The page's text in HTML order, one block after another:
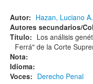
Autor: Hazan, Luciano A.
Autores secundarios/
Título: Los análisis
Ferrá" de la Corte
Nota:
Idioma:
Voces: Derecho Penal